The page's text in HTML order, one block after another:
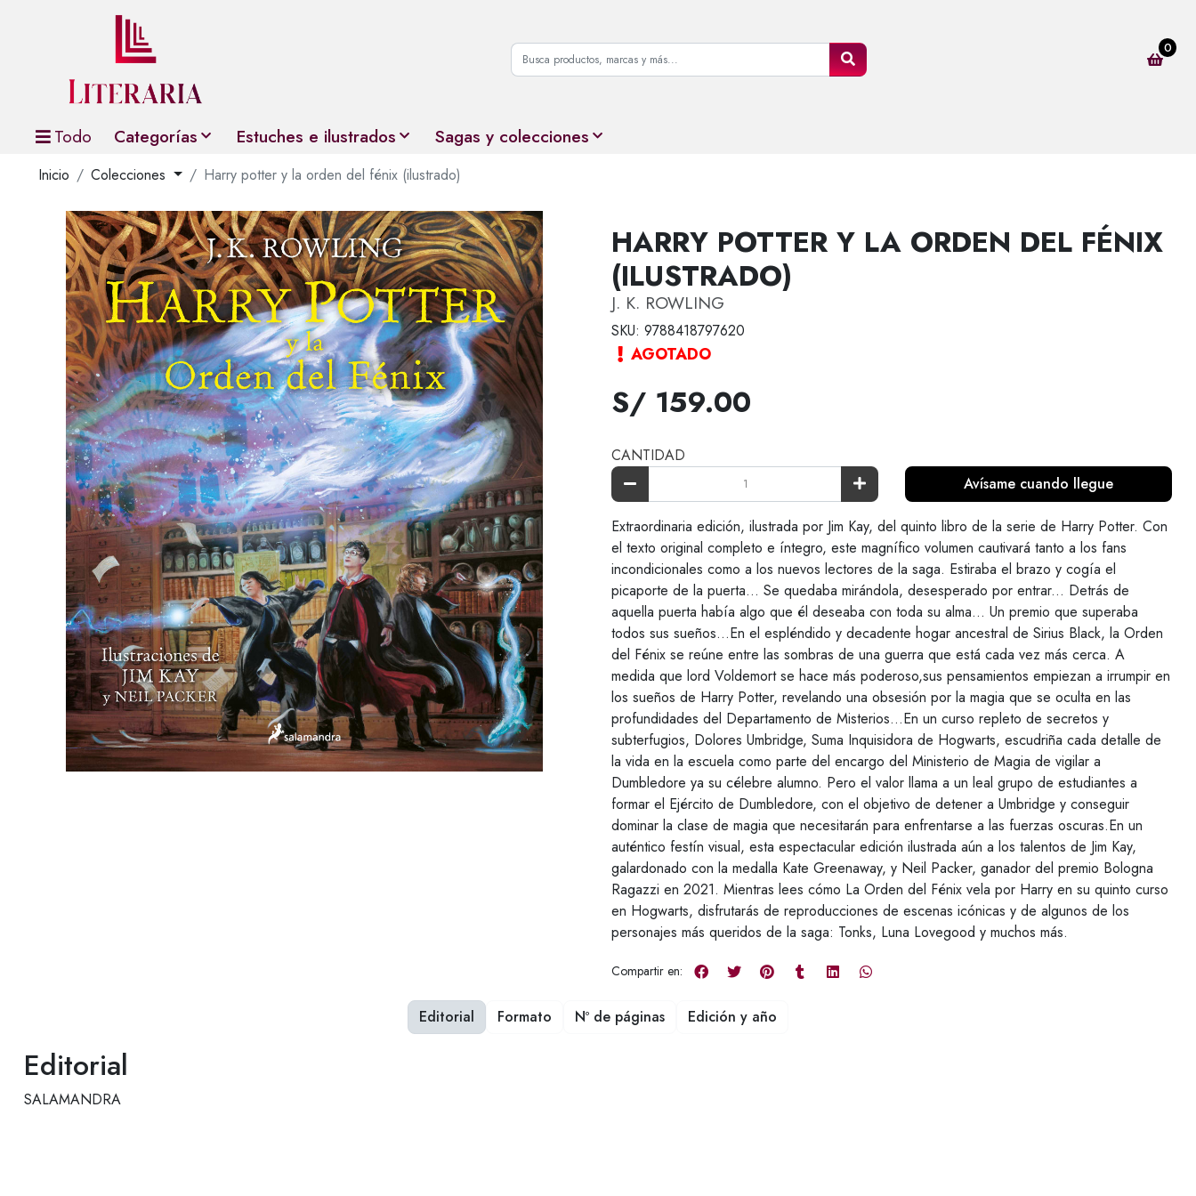
0
Todo Categorías Estuches e ilustrados Sagas y colecciones
Inicio Colecciones Harry potter y la orden del fénix (ilustrado)
HARRY POTTER Y LA ORDEN DEL FÉNIX
(ILUSTRADO)
J. K. ROWLING
SKU: 9788418797620
AGOTADO
S/ 159.00
CANTIDAD
Avísame cuando llegue
Extraordinaria edición, ilustrada por Jim Kay, del quinto libro de la serie de Harry Potter. Con
el texto original completo e íntegro, este magnífico volumen cautivará tanto a los fans
incondicionales como a los nuevos lectores de la saga. Estiraba el brazo y cogía el
picaporte de la puerta... Se quedaba mirándola, desesperado por entrar... Detrás de
aquella puerta había algo que él deseaba con toda su alma... Un premio que superaba
todos sus sueños...En el espléndido y decadente hogar ancestral de Sirius Black, la Orden
del Fénix se reúne entre las sombras de una guerra que está cada vez más cerca. A
medida que lord Voldemort se hace más poderoso,sus pensamientos empiezan a irrumpir en
los sueños de Harry Potter, revelando una obsesión por la magia que se oculta en las
profundidades del Departamento de Misterios…En un curso repleto de secretos y
subterfugios, Dolores Umbridge, Suma Inquisidora de Hogwarts, escudriña cada detalle de
la vida en la escuela como parte del encargo del Ministerio de Magia de vigilar a
Dumbledore ya su célebre alumno. Pero el valor llama a un leal grupo de estudiantes a
formar el Ejército de Dumbledore, con el objetivo de detener a Umbridge y conseguir
dominar la clase de magia que necesitarán para enfrentarse a las fuerzas oscuras.En un
auténtico festín visual, esta espectacular edición ilustrada aún a los talentos de Jim Kay,
galardonado con la medalla Kate Greenaway, y Neil Packer, ganador del premio Bologna
Ragazzi en 2021. Mientras lees cómo La Orden del Fénix vela por Harry en su quinto curso
en Hogwarts, disfrutarás de reproducciones de escenas icónicas y de algunos de los
personajes más queridos de la saga: Tonks, Luna Lovegood y muchos más.
Compartir en:
Editorial
SALAMANDRA
Editorial Formato Nº de páginas Edición y año